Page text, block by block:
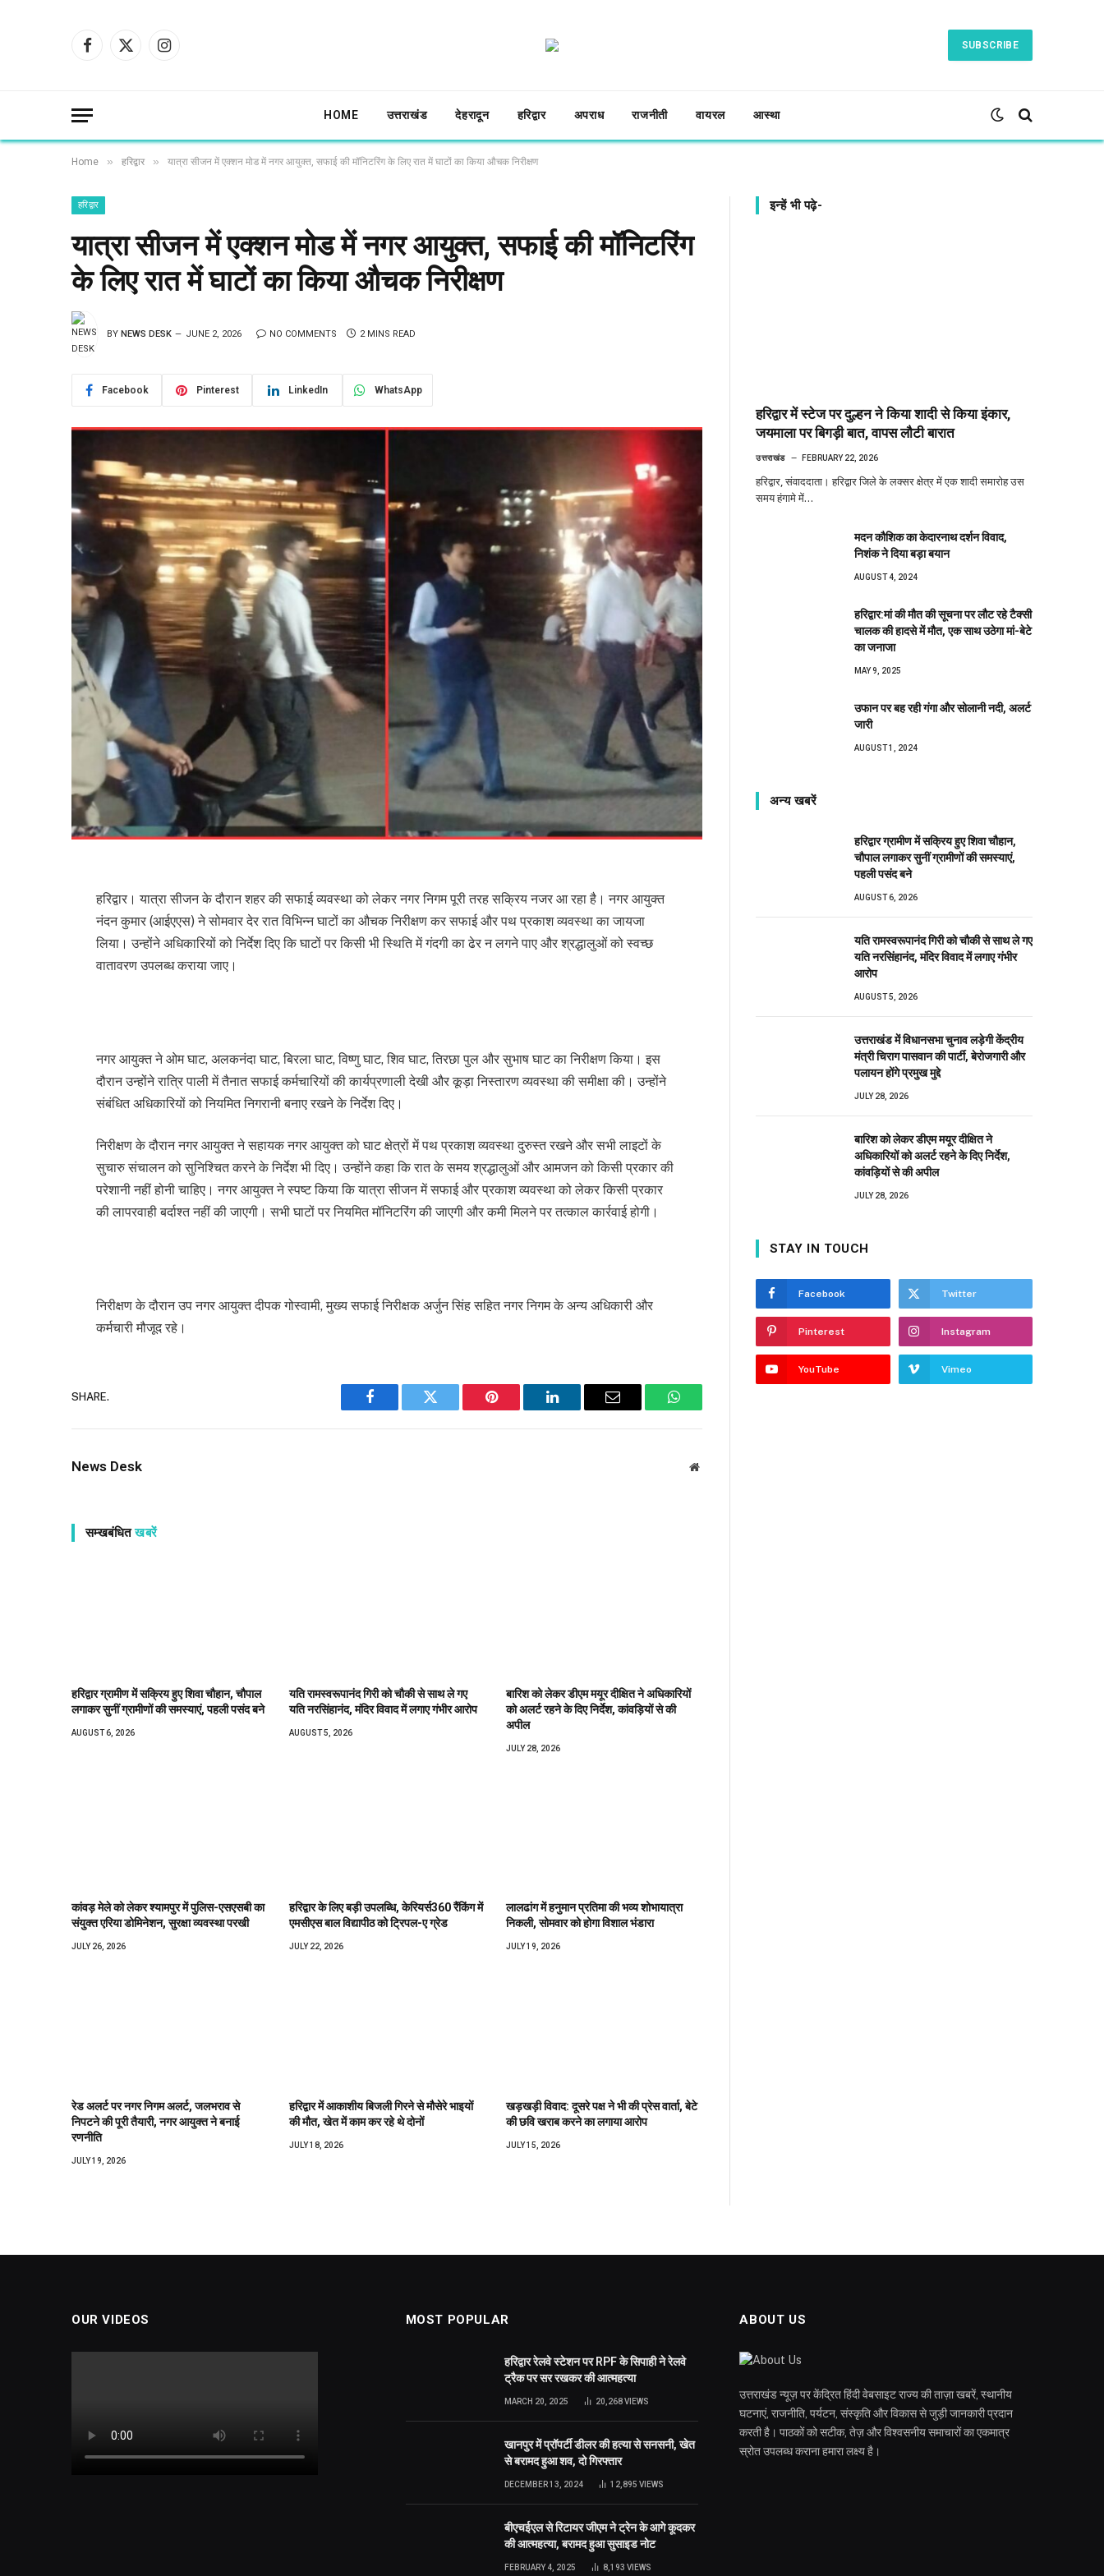
Facebook
X
Instagram
SUBSCRIBE
HOME उत्तराखंड देहरादून हरिद्वार अपराध राजनीती वायरल आस्था
Home » हरिद्वार » यात्रा सीजन में एक्शन मोड में नगर आयुक्त, सफाई की मॉनिटरिंग के लिए रात में घाटों का किया औचक निरीक्षण
हरिद्वार
यात्रा सीजन में एक्शन मोड में नगर आयुक्त, सफाई की मॉनिटरिंग
के लिए रात में घाटों का किया औचक निरीक्षण
BY NEWS DESK JUNE 2, 2026 NO COMMENTS 2 MINS READ
Facebook Pinterest LinkedIn WhatsApp
हरिद्वार। यात्रा सीजन के दौरान शहर की सफाई व्यवस्था को लेकर नगर निगम पूरी तरह सक्रिय नजर आ रहा है। नगर आयुक्त
नंदन कुमार (आईएएस) ने सोमवार देर रात विभिन्न घाटों का औचक निरीक्षण कर सफाई और पथ प्रकाश व्यवस्था का जायजा
लिया। उन्होंने अधिकारियों को निर्देश दिए कि घाटों पर किसी भी स्थिति में गंदगी का ढेर न लगने पाए और श्रद्धालुओं को स्वच्छ
वातावरण उपलब्ध कराया जाए।
नगर आयुक्त ने ओम घाट, अलकनंदा घाट, बिरला घाट, विष्णु घाट, शिव घाट, तिरछा पुल और सुभाष घाट का निरीक्षण किया। इस
दौरान उन्होंने रात्रि पाली में तैनात सफाई कर्मचारियों की कार्यप्रणाली देखी और कूड़ा निस्तारण व्यवस्था की समीक्षा की। उन्होंने
संबंधित अधिकारियों को नियमित निगरानी बनाए रखने के निर्देश दिए।
निरीक्षण के दौरान नगर आयुक्त ने सहायक नगर आयुक्त को घाट क्षेत्रों में पथ प्रकाश व्यवस्था दुरुस्त रखने और सभी लाइटों के
सुचारु संचालन को सुनिश्चित करने के निर्देश भी दिए। उन्होंने कहा कि रात के समय श्रद्धालुओं और आमजन को किसी प्रकार की
परेशानी नहीं होनी चाहिए। नगर आयुक्त ने स्पष्ट किया कि यात्रा सीजन में सफाई और प्रकाश व्यवस्था को लेकर किसी प्रकार
की लापरवाही बर्दाश्त नहीं की जाएगी। सभी घाटों पर नियमित मॉनिटरिंग की जाएगी और कमी मिलने पर तत्काल कार्रवाई होगी।
निरीक्षण के दौरान उप नगर आयुक्त दीपक गोस्वामी, मुख्य सफाई निरीक्षक अर्जुन सिंह सहित नगर निगम के अन्य अधिकारी और
कर्मचारी मौजूद रहे।
SHARE.
Facebook Twitter Pinterest LinkedIn Email WhatsApp
News Desk Website
सम्खबंधितखबरें
हरिद्वार ग्रामीण में सक्रिय हुए शिवा चौहान, चौपाल
लगाकर सुनीं ग्रामीणों की समस्याएं, पहली पसंद बने
AUGUST 6, 2026
यति रामस्वरूपानंद गिरी को चौकी से साथ ले गए
यति नरसिंहानंद, मंदिर विवाद में लगाए गंभीर आरोप
AUGUST 5, 2026
बारिश को लेकर डीएम मयूर दीक्षित ने अधिकारियों
को अलर्ट रहने के दिए निर्देश, कांवड़ियों से की
अपील
JULY 28, 2026
कांवड़ मेले को लेकर श्यामपुर में पुलिस-एसएसबी का
संयुक्त एरिया डोमिनेशन, सुरक्षा व्यवस्था परखी
JULY 26, 2026
हरिद्वार के लिए बड़ी उपलब्धि, केरियर्स360 रैंकिंग में
एमसीएस बाल विद्यापीठ को ट्रिपल-ए ग्रेड
JULY 22, 2026
लालढांग में हनुमान प्रतिमा की भव्य शोभायात्रा
निकली, सोमवार को होगा विशाल भंडारा
JULY 19, 2026
रेड अलर्ट पर नगर निगम अलर्ट, जलभराव से
निपटने की पूरी तैयारी, नगर आयुक्त ने बनाई
रणनीति
JULY 19, 2026
हरिद्वार में आकाशीय बिजली गिरने से मौसेरे भाइयों
की मौत, खेत में काम कर रहे थे दोनों
JULY 18, 2026
खड़खड़ी विवाद: दूसरे पक्ष ने भी की प्रेस वार्ता, बेटे
की छवि खराब करने का लगाया आरोप
JULY 15, 2026
इन्हें भी पढ़े-
हरिद्वार में स्टेज पर दुल्हन ने किया शादी से किया इंकार,
जयमाला पर बिगड़ी बात, वापस लौटी बारात
उत्तराखंड FEBRUARY 22, 2026
हरिद्वार, संवाददाता। हरिद्वार जिले के लक्सर क्षेत्र में एक शादी समारोह उस
समय हंगामे में…
मदन कौशिक का केदारनाथ दर्शन विवाद,
निशंक ने दिया बड़ा बयान
AUGUST 4, 2024
हरिद्वार:मां की मौत की सूचना पर लौट रहे टैक्सी
चालक की हादसे में मौत, एक साथ उठेगा मां-बेटे
का जनाजा
MAY 9, 2025
उफान पर बह रही गंगा और सोलानी नदी, अलर्ट
जारी
AUGUST 1, 2024
अन्य खबरें
हरिद्वार ग्रामीण में सक्रिय हुए शिवा चौहान,
चौपाल लगाकर सुनीं ग्रामीणों की समस्याएं,
पहली पसंद बने
AUGUST 6, 2026
यति रामस्वरूपानंद गिरी को चौकी से साथ ले गए
यति नरसिंहानंद, मंदिर विवाद में लगाए गंभीर
आरोप
AUGUST 5, 2026
उत्तराखंड में विधानसभा चुनाव लड़ेगी केंद्रीय
मंत्री चिराग पासवान की पार्टी, बेरोजगारी और
पलायन होंगे प्रमुख मुद्दे
JULY 28, 2026
बारिश को लेकर डीएम मयूर दीक्षित ने
अधिकारियों को अलर्ट रहने के दिए निर्देश,
कांवड़ियों से की अपील
JULY 28, 2026
STAY IN TOUCH
Facebook Twitter
Pinterest Instagram
YouTube Vimeo
OUR VIDEOS MOST POPULAR
हरिद्वार रेलवे स्टेशन पर RPF के सिपाही ने रेलवे
ट्रैक पर सर रखकर की आत्महत्या
MARCH 20, 2025 20,268VIEWS
खानपुर में प्रॉपर्टी डीलर की हत्या से सनसनी, खेत
से बरामद हुआ शव, दो गिरफ्तार
DECEMBER 13, 2024 12,895 VIEWS
बीएचईएल से रिटायर जीएम ने ट्रेन के आगे कूदकर
की आत्महत्या, बरामद हुआ सुसाइड नोट
FEBRUARY 4, 2025 8,193 VIEWS
ABOUT US
उत्तराखंड न्यूज़ पर केंद्रित हिंदी वेबसाइट राज्य की ताज़ा खबरें, स्थानीय
घटनाएं, राजनीति, पर्यटन, संस्कृति और विकास से जुड़ी जानकारी प्रदान
करती है। पाठकों को सटीक, तेज़ और विश्वसनीय समाचारों का एकमात्र
स्रोत उपलब्ध कराना हमारा लक्ष्य है।